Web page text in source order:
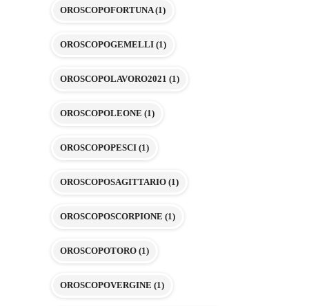
OROSCOPOFORTUNA(1)
OROSCOPOGEMELLI (1)
OROSCOPOLAVORO2021 (1)
OROSCOPOLEONE (1)
OROSCOPOPESCI (1)
OROSCOPOSAGITTARIO (1)
OROSCOPOSCORPIONE (1)
OROSCOPOTORO (1)
OROSCOPOVERGINE (1)